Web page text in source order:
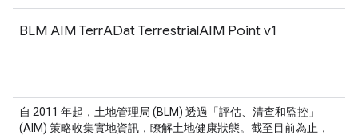
BLM AIM TerrADat TerrestrialAIM Point v1
自 2011 年起，土地管理局 (BLM) 透過「評估、清查和監控」
(AIM) 策略收集實地資訊，瞭解土地健康狀態。截至目前為止，